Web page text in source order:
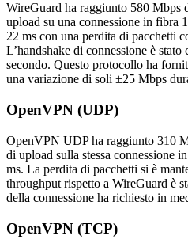
WireGuard ha raggiunto 580 Mbps
upload su una connessione in fibra
22 ms con una perdita di pacchetti
L’handshake di connessione è
secondo. Questo protocollo ha
una variazione di soli ±25 Mbps
OpenVPN (UDP)
OpenVPN UDP ha raggiunto 310
di upload sulla stessa connessione
ms. La perdita di pacchetti si è
throughput rispetto a WireGuard è
della connessione ha richiesto in
OpenVPN (TCP)